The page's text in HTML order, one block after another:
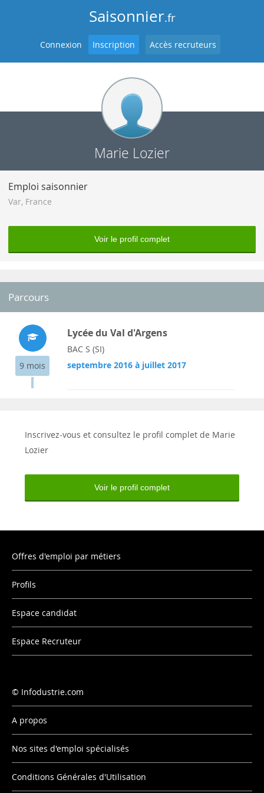
Saisonnier.fr
Connexion Inscription Accès recruteurs
Marie Lozier
Emploi saisonnier
Var, France
Voir le profil complet
Parcours
9 mois
Lycée du Val d'Argens
BAC S (SI)
septembre 2016 à juillet 2017
Inscrivez-vous et consultez le profil complet de Marie
Lozier
Voir le profil complet
Offres d'emploi par métiers
Profils
Espace candidat
Espace Recruteur
Infodustrie.com
A propos
Nos sites d'emploi spécialisés
Conditions Générales d'Utilisation